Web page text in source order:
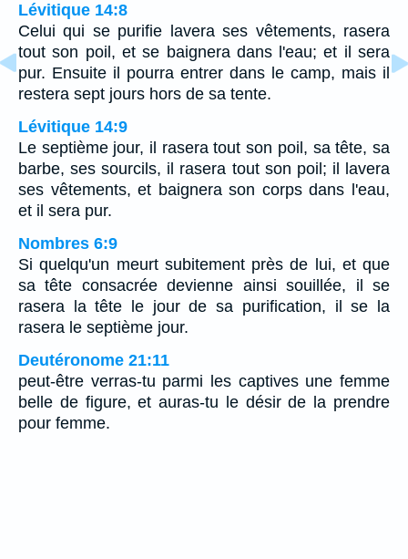
Lévitique 14:8
Celui qui se purifie lavera ses vêtements, rasera
tout son poil, et se baignera dans l'eau; et il sera
pur. Ensuite il pourra entrer dans le camp, mais il
restera sept jours hors de sa tente.
Lévitique 14:9
Le septième jour, il rasera tout son poil, sa tête, sa
barbe, ses sourcils, il rasera tout son poil; il lavera
ses vêtements, et baignera son corps dans l'eau,
et il sera pur.
Nombres 6:9
Si quelqu'un meurt subitement près de lui, et que
sa tête consacrée devienne ainsi souillée, il se
rasera la tête le jour de sa purification, il se la
rasera le septième jour.
Deutéronome 21:11
peut-être verras-tu parmi les captives une femme
belle de figure, et auras-tu le désir de la prendre
pour femme.